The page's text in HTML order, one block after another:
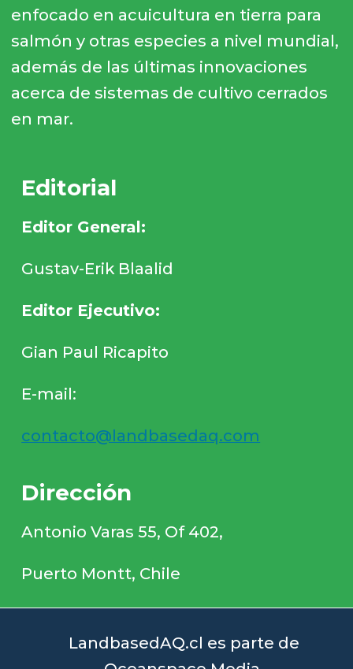
enfocado en acuicultura en tierra para
salmón y otras especies a nivel mundial,
además de las últimas innovaciones
acerca de sistemas de cultivo cerrados
en mar.
Editorial
Editor General:
Gustav-Erik Blaalid
Editor Ejecutivo:
Gian Paul Ricapito
E-mail:
contacto@landbasedaq.com
Dirección
Antonio Varas 55, Of 402,
Puerto Montt, Chile
LandbasedAQ.cl es parte de